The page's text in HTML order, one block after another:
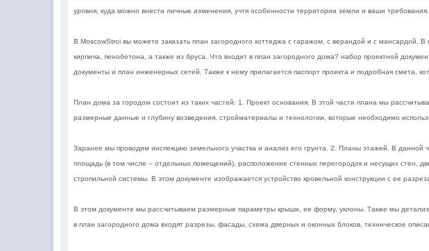
уровня, куда можно внести личные изменения, учтя особенности территории земли и ваши
В MoscowStroi вы можете заказать план загородного коттеджа с гаражом, с верандой и с мансардой.
кирпича, пенобетона, а также из бруса. Что входит в план загородного дома? набор проектной
документы и план инженерных сетей. Также к нему прилагается паспорт проекта и подробная смета,
План дома за городом состоит из таких частей: 1. Проект основания. В этой части плана мы
размерные данные и глубину возведения, стройматериалы и технологии, которые необходимо
Заранее мы проводим инспекцию земельного участка и анализ его грунта. 2. Планы этажей. В данной
площадь (в том числе – отдельных помещений), расположение стенных перегородок и несущих стен,
стропильной системы. В этом документе изображается устройство кровельной конструкции с ее
В этом документе мы рассчитываем размерные параметры крыши, ее форму, уклоны. Также мы
в план загородного дома входят разрезы, фасады, схема дверных и оконных блоков, техническое